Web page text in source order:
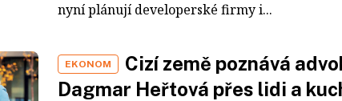
nyní plánují developerské firmy i...
EKONOM
Cizí země poznává
Dagmar Heřtová přes lidi a